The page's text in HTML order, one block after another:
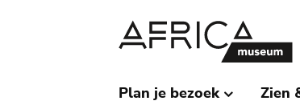
Plan je bezoek Zien